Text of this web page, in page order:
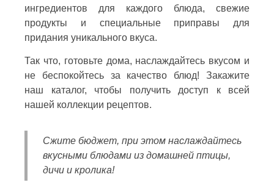
ингредиентов для каждого блюда, свежие
продукты и специальные приправы для
придания уникального вкуса.
Так что, готовьте дома, наслаждайтесь вкусом и
не беспокойтесь за качество блюд! Закажите
наш каталог, чтобы получить доступ к всей
нашей коллекции рецептов.
Сжите бюджет, при этом наслаждайтесь
вкусными блюдами из домашней птицы,
дичи и кролика!